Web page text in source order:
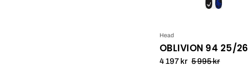
OBLIVION 94 25/26
Head
4 197 kr 5 995 kr